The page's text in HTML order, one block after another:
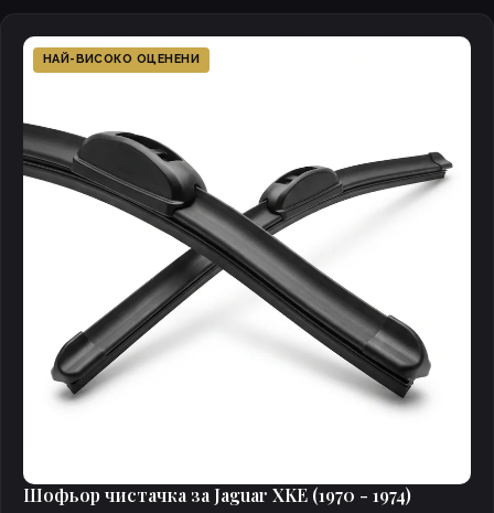
НАЙ-ВИСОКО ОЦЕНЕНИ
Шофьор чистачка за Jaguar XKE (1970 - 1974)